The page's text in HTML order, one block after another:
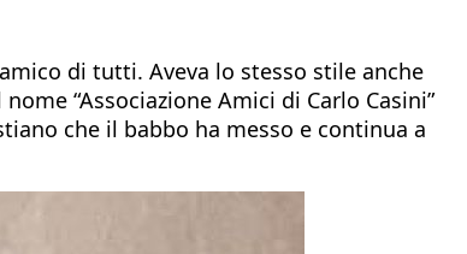
di tutti. Aveva lo stesso stile anche
“Associazione Amici di Carlo Casini”
che il babbo ha messo e continua a